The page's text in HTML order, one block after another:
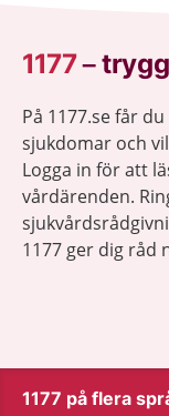
1177–
På 1177.se får
sjukdomar och
Logga in för att
vårdärenden.
1177 ger dig råd
1177 på flera